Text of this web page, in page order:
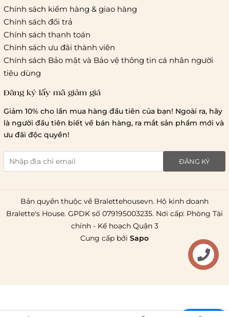
Thời gian giao hàng
Hồ Chí Minh:
Hà Nội và các tỉnh thành khá
Lưu ý chung về chính sách vận chuyển
1 triệu đồng
giao hàng trong ngày
giao hàng tiêu chuẩn
miễn phí ship
toàn quốc.
Chính sách kiểm hàng & giao hàng
Chính sách đổi trả
Chính sách thanh toán
Chính sách ưu đãi thành viên
Chính sách Bảo mật và Bảo vệ thông tin cá nhân người
tiêu dùng
Đăng ký lấy mã giảm giá
Giảm 10% cho lần mua hàng đầu tiên của bạn! Ngoài ra, hãy
là người đầu tiên biết về bán hàng, ra mắt sản phẩm mới và
ưu đãi độc quyền!
ĐĂNG KÝ
Bản quyền thuộc về Bralettehousevn. Hộ kinh doanh
Bralette's House. GPDK số 079195003235. Nơi cấp: Phòng Tài
chính - Kế hoạch Quận 3
Cung cấp bởi Sapo
Liên hệ